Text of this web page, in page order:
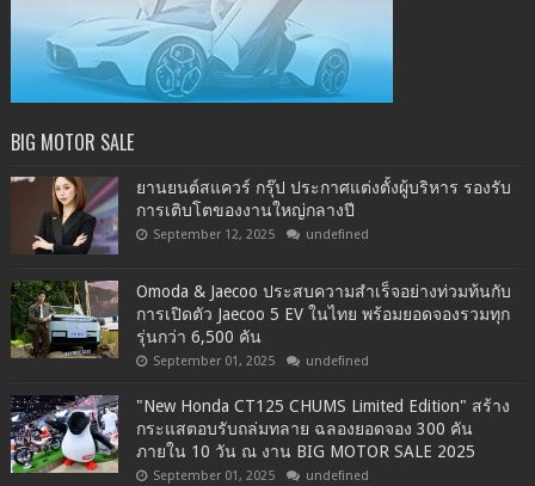
BIG MOTOR SALE
ยานยนต์สแควร์ กรุ๊ป ประกาศแต่งตั้งผู้บริหาร รองรับ
การเติบโตของงานใหญ่กลางปี
September 12, 2025 undefined
Omoda & Jaecoo ประสบความสำเร็จอย่างท่วมท้นกับ
การเปิดตัว Jaecoo 5 EV ในไทย พร้อมยอดจองรวมทุก
รุ่นกว่า 6,500 คัน
September 01, 2025 undefined
"New Honda CT125 CHUMS Limited Edition" สร้าง
กระแสตอบรับถล่มทลาย ฉลองยอดจอง 300 คัน
ภายใน 10 วัน ณ งาน BIG MOTOR SALE 2025
September 01, 2025 undefined